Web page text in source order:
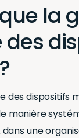
la
des
des dispositifs
manière
une